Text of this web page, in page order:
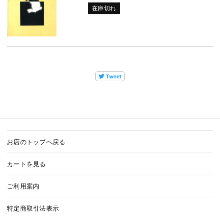
在庫切れ
お店のトップへ戻る
カートを見る
ご利用案内
特定商取引法表示